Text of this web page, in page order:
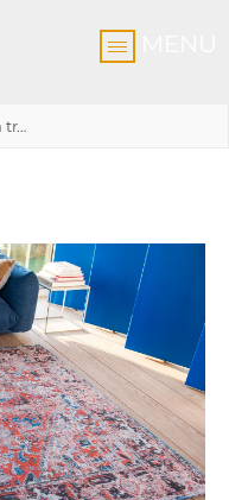
Thảm trải sàn Classic Brick